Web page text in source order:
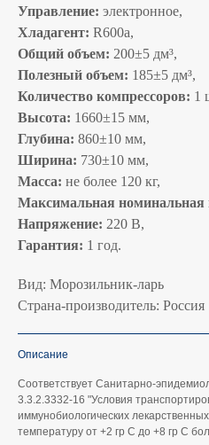
Управление: электронное,
Хладагент: R600a,
Общий объем: 200±5 дм³,
Полезный объем: 185±5 дм³,
Количество компрессоров: 1
Высота: 1660±15 мм,
Глубина: 860±10 мм,
Ширина: 730±10 мм,
Масса: не более 120 кг,
Максимальная номинальная
Напряжение: 220 В,
Гарантия: 1 год.
Вид: Морозильник-ларь
Страна-производитель: Россия
Описание
Соответствует Санитарно-
3.3.2.3332-16 "Условия
иммунобиологических
температуру от +2 гр С до +8 гр С